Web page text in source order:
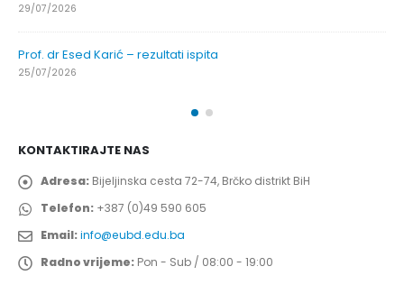
29/07/2026
Prof. dr Esed Karić – rezultati ispita
25/07/2026
KONTAKTIRAJTE NAS
Adresa: Bijeljinska cesta 72-74, Brčko distrikt BiH
Telefon: +387 (0)49 590 605
Email:info@eubd.edu.ba
Radno vrijeme: Pon - Sub / 08:00 - 19:00